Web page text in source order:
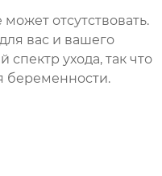
отсутствовать.
вас и вашего
ухода, так что
беременности.